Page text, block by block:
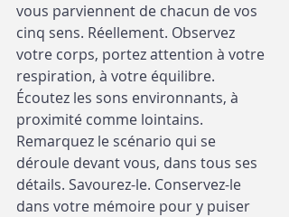
vous parviennent de chacun de vos
cinq sens. Réellement. Observez
votre corps, portez attention à votre
respiration, à votre équilibre.
Écoutez les sons environnants, à
proximité comme lointains.
Remarquez le scénario qui se
déroule devant vous, dans tous ses
détails. Savourez-le. Conservez-le
dans votre mémoire pour y puiser